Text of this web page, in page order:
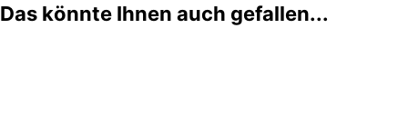
Das könnte Ihnen auch gefallen...